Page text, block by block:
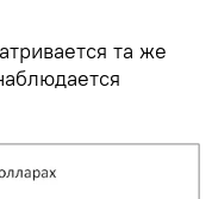
та же